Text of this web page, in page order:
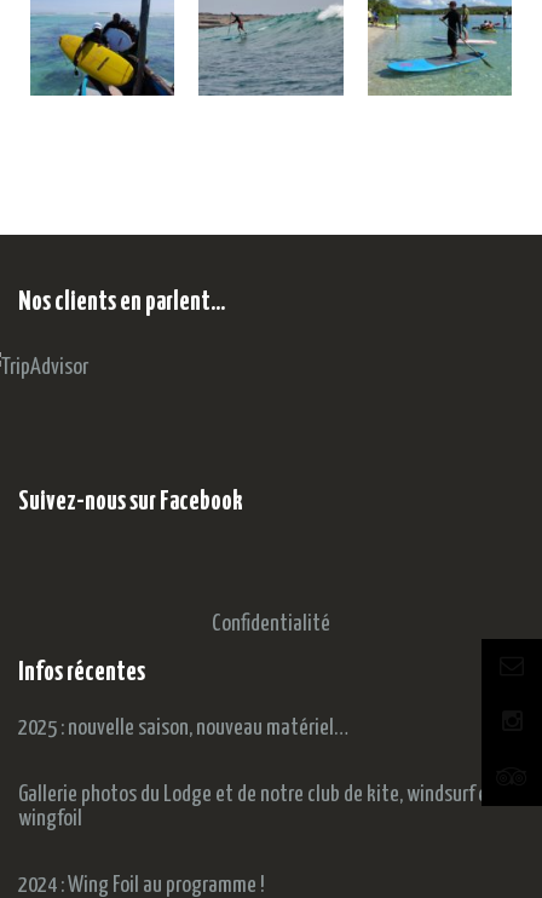
Nos clients en parlent…
Suivez-nous sur Facebook
Confidentialité
Infos récentes
2025 : nouvelle saison, nouveau matériel…
Gallerie photos du Lodge et de notre club de kite, windsurf et
wingfoil
2024 : Wing Foil au programme !